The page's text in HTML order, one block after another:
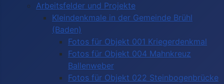
Arbeitsfelder und Projekte
Kleindenkmale in der Gemeinde Brühl
(Baden)
Fotos für Objekt 001 Kriegerdenkmal
Fotos für Objekt 004 Mahnkreuz
Ballenweber
Fotos für Objekt 022 Steinbogenbrücke